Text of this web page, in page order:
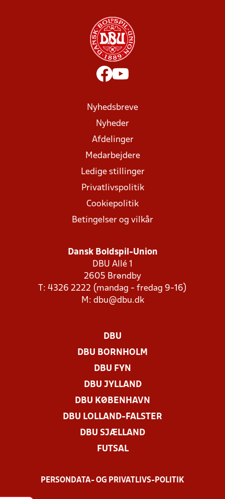
Nyhedsbreve
Nyheder
Afdelinger
Medarbejdere
Ledige stillinger
Privatlivspolitik
Cookiepolitik
Betingelser og vilkår
Dansk Boldspil-Union
DBU Allé 1
2605 Brøndby
T: 4326 2222 (mandag - fredag 9-16)
M: dbu@dbu.dk
DBU
DBU BORNHOLM
DBU FYN
DBU JYLLAND
DBU KØBENHAVN
DBU LOLLAND-FALSTER
DBU SJÆLLAND
FUTSAL
PERSONDATA- OG PRIVATLIVS-POLITIK